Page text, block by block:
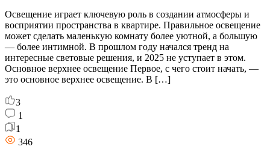
Освещение играет ключевую роль в создании атмосферы и
восприятии пространства в квартире. Правильное освещение
может сделать маленькую комнату более уютной, а большую
— более интимной. В прошлом году начался тренд на
интересные световые решения, и 2025 не уступает в этом.
Основное верхнее освещение Первое, с чего стоит начать, —
это основное верхнее освещение. В […]
3
1
1
346